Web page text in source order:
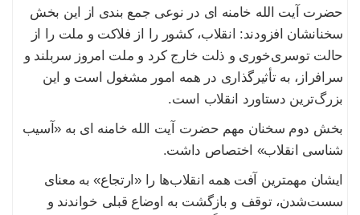
حضرت آیت الله خامنه ای در نوعی جمع بندی از این بخش
سخنانشان افزودند: انقلاب، کشور را از فلاکت و ملت را از
حالت توسری‌خوری و ذلت خارج کرد و ملت امروز سربلند و
سرافراز، به تأثیرگذاری در همه امور مشغول است و این
بزرگ‌ترین دستاورد انقلاب است.
بخش دوم سخنان مهم حضرت آیت الله خامنه ای به «آسیب
شناسی انقلاب» اختصاص داشت.
ایشان مهمترین آفت همه انقلاب‌ها را «ارتجاع» به معنای
سست‌شدن، توقف و بازگشت به اوضاع قبلی خواندند و